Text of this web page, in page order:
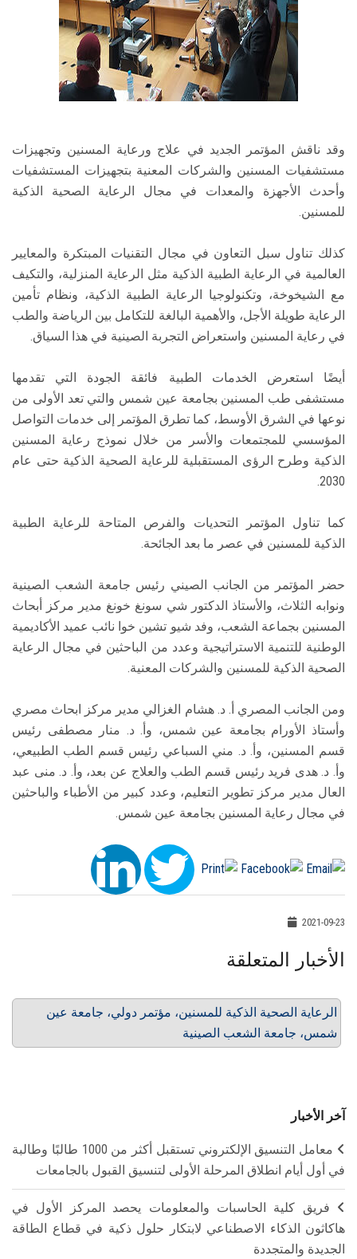
وقد ناقش المؤتمر الجديد في علاج ورعاية المسنين وتجهيزات
مستشفيات المسنين والشركات المعنية بتجهيزات المستشفيات
وأحدث الأجهزة والمعدات في مجال الرعاية الصحية الذكية
للمسنين.
كذلك تناول سبل التعاون في مجال التقنيات المبتكرة والمعايير
العالمية في الرعاية الطبية الذكية مثل الرعاية المنزلية، والتكيف
مع الشيخوخة، وتكنولوجيا الرعاية الطبية الذكية، ونظام تأمين
الرعاية طويلة الأجل، والأهمية البالغة للتكامل بين الرياضة والطب
في رعاية المسنين واستعراض التجربة الصينية في هذا السياق.
أيضًا استعرض الخدمات الطبية فائقة الجودة التي تقدمها
مستشفى طب المسنين بجامعة عين شمس والتي تعد الأولى من
نوعها في الشرق الأوسط، كما تطرق المؤتمر إلى خدمات التواصل
المؤسسي للمجتمعات والأسر من خلال نموذج رعاية المسنين
الذكية وطرح الرؤى المستقبلية للرعاية الصحية الذكية حتى عام
2030.
كما تناول المؤتمر التحديات والفرص المتاحة للرعاية الطبية
الذكية للمسنين في عصر ما بعد الجائحة.
حضر المؤتمر من الجانب الصيني رئيس جامعة الشعب الصينية
ونوابه الثلاث، والأستاذ الدكتور شي سونغ خونغ مدير مركز أبحاث
المسنين بجماعة الشعب، وفد شيو تشين خوا نائب عميد الأكاديمية
الوطنية للتنمية الاستراتيجية وعدد من الباحثين في مجال الرعاية
الصحية الذكية للمسنين والشركات المعنية.
ومن الجانب المصري أ. د. هشام الغزالي مدير مركز ابحاث مصري
وأستاذ الأورام بجامعة عين شمس، وأ. د. منار مصطفى رئيس
قسم المسنين، وأ. د. مني السباعي رئيس قسم الطب الطبيعي،
وأ. د. هدى فريد رئيس قسم الطب والعلاج عن بعد، وأ. د. منى عبد
العال مدير مركز تطوير التعليم، وعدد كبير من الأطباء والباحثين
في مجال رعاية المسنين بجامعة عين شمس.
2021-09-23
الأخبار المتعلقة
الرعاية الصحية الذكية للمسنين، مؤتمر دولي، جامعة عين
شمس، جامعة الشعب الصينية
آخر الأخبار
معامل التنسيق الإلكتروني تستقبل أكثر من 1000 طالبًا وطالبة
في أول أيام انطلاق المرحلة الأولى لتنسيق القبول بالجامعات
فريق كلية الحاسبات والمعلومات يحصد المركز الأول في
هاكاثون الذكاء الاصطناعي لابتكار حلول ذكية في قطاع الطاقة
الجديدة والمتجددة